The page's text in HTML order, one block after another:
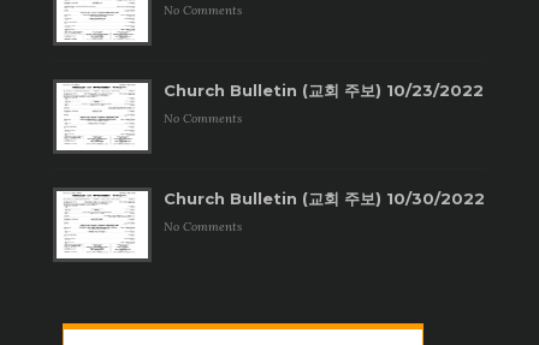
No Comments
Church Bulletin (교회 주보) 10/23/2022
No Comments
Church Bulletin (교회 주보) 10/30/2022
No Comments